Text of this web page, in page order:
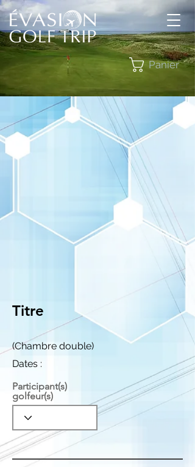
Panier
Titre
(Chambre double)
Dates :
Participant(s)
golfeur(s)